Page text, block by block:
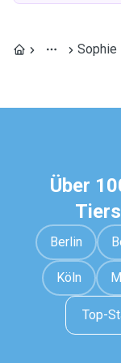
Sophie
Über
Berlin
Köln
Top-